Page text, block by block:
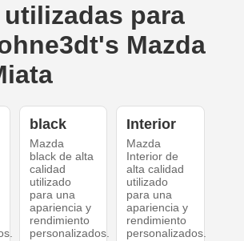
utilizadas para
Mazda
black
Mazda
black de alta
calidad
utilizado
para una
apariencia y
rendimiento
personalizados.
Interior
Mazda
Interior de
alta calidad
utilizado
para una
apariencia y
rendimiento
personalizados.